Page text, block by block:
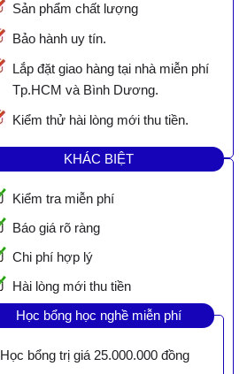
Sản phẩm chất lượng
Bảo hành uy tín.
Lắp đặt giao hàng tại nhà miễn phí
Tp.HCM và Bình Dương.
Kiểm thử hài lòng mới thu tiền.
KHÁC BIỆT
Kiểm tra miễn phí
Báo giá rõ ràng
Chi phí hợp lý
Hài lòng mới thu tiền
Học bổng học nghề miễn phí
Học bổng trị giá 25.000.000 đồng